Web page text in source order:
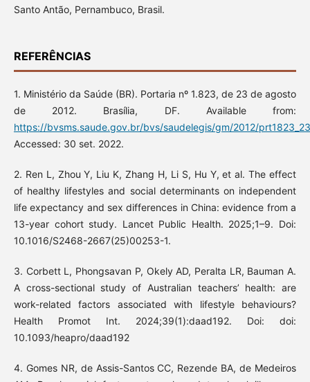
Santo Antão, Pernambuco, Brasil.
REFERÊNCIAS
1. Ministério da Saúde (BR). Portaria nº 1.823, de 23 de agosto
de 2012. Brasília, DF. Available from:
https://bvsms.saude.gov.br/bvs/saudelegis/gm/2012/
Accessed: 30 set. 2022.
2. Ren L, Zhou Y, Liu K, Zhang H, Li S, Hu Y, et al. The effect
of healthy lifestyles and social determinants on independent
life expectancy and sex differences in China: evidence from a
13-year cohort study. Lancet Public Health. 2025;1–9. Doi:
10.1016/S2468-2667(25)00253-1.
3. Corbett L, Phongsavan P, Okely AD, Peralta LR, Bauman A.
A cross-sectional study of Australian teachers’ health: are
work-related factors associated with lifestyle behaviours?
Health Promot Int. 2024;39(1):daad192. Doi: doi:
10.1093/heapro/daad192
4. Gomes NR, de Assis-Santos CC, Rezende BA, de Medeiros